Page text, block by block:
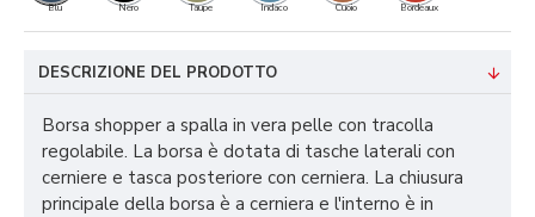
Blu Nero Taupe Indaco Cuoio Bordeaux
DESCRIZIONE DEL PRODOTTO
Borsa shopper a spalla in vera pelle con tracolla
regolabile. La borsa è dotata di tasche laterali con
cerniere e tasca posteriore con cerniera. La chiusura
principale della borsa è a cerniera e l'interno è in